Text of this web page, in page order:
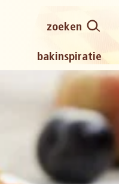
bakinspiratie
zoeken